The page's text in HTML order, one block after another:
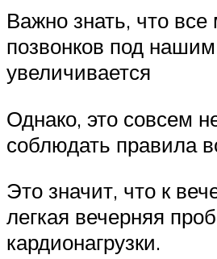
Важно знать, что
позвонков под
увеличивается
Однако, это совсем
соблюдать правила
Это значит, что к
легкая вечерняя
кардионагрузки.